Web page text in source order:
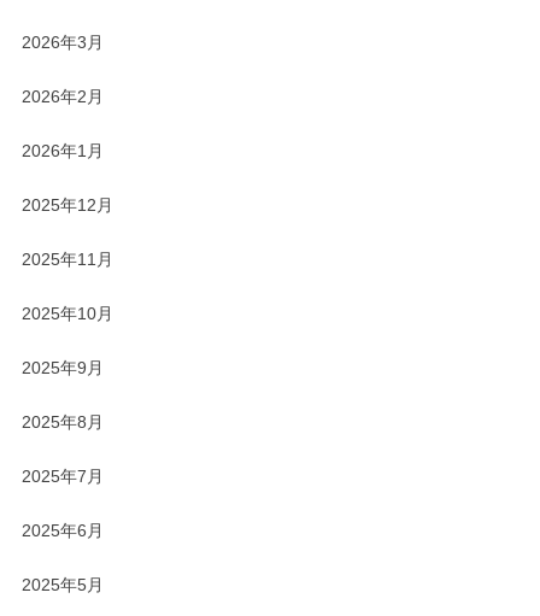
2026年3月
2026年2月
2026年1月
2025年12月
2025年11月
2025年10月
2025年9月
2025年8月
2025年7月
2025年6月
2025年5月